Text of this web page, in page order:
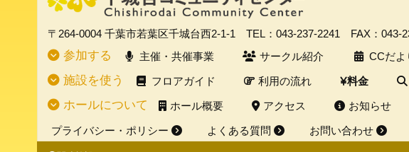
〒264-0004 千葉市若葉区千城台西2-1-1 TEL：043-237-2241 FAX：043-
参加する 主催・共催事業 サークル紹介 CCだよ
施設を使う フロアガイド 利用の流れ 料金
ホールについて ホール概要 アクセス お知らせ
プライバシー・ポリシー よくある質問 お問い合わせ